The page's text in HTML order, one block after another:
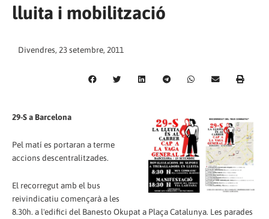
lluita i mobilització
Divendres, 23 setembre, 2011
29-S a Barcelona
Pel matí es portaran a terme
accions descentralitzades.
El recorregut amb el bus
reivindicatiu començarà a les
8.30h. a l'edifici del Banesto Okupat a Plaça Catalunya. Les parades